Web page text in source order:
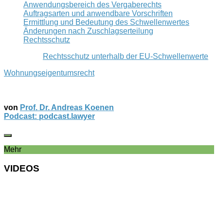
Anwendungsbereich des Vergaberechts
Auftragsarten und anwendbare Vorschriften
Ermittlung und Bedeutung des Schwellenwertes
Änderungen nach Zuschlagserteilung
Rechtsschutz
Rechtsschutz unterhalb der EU-Schwellenwerte
Wohnungseigentumsrecht
von Prof. Dr. Andreas Koenen
Podcast: podcast.lawyer
Mehr
VIDEOS